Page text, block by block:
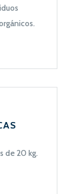
de20 kg.